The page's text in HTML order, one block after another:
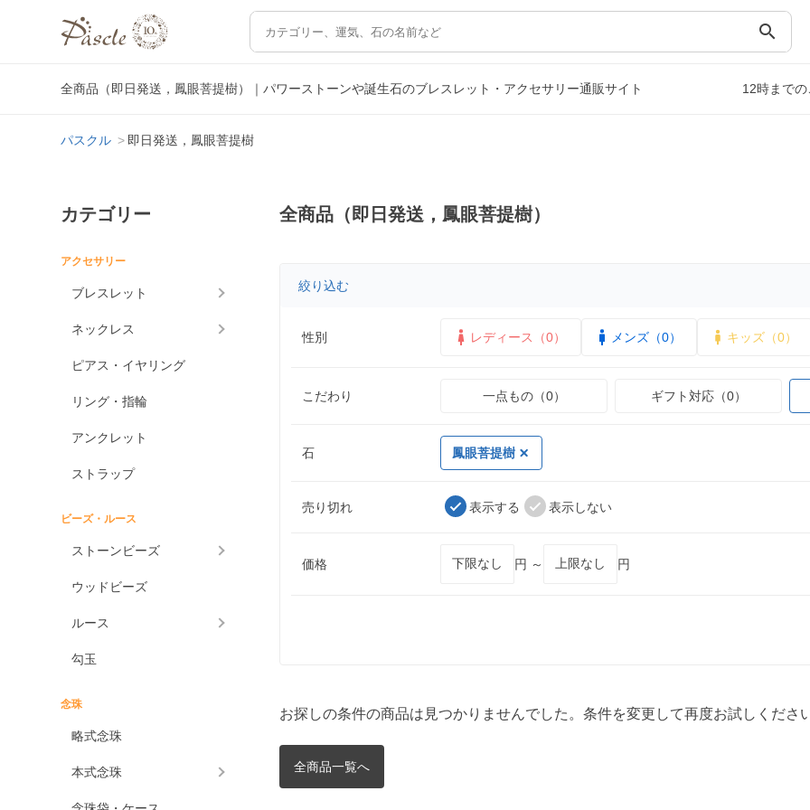
search
全商品（即日発送，鳳眼菩提樹）｜パワーストーンや誕生石のブレスレット・アクセサリー通販サイト 12時まで
パスクル 即日発送，鳳眼菩提樹
カテゴリー
アクセサリー
ブレスレット
ネックレス
ピアス・イヤリング
リング・指輪
アンクレット
ストラップ
ビーズ・ルース
ストーンビーズ
ウッドビーズ
ルース
勾玉
念珠
略式念珠
本式念珠
全商品（即日発送，鳳眼菩提樹）
絞り込む
性別 レディース（0） メンズ（0） キッズ（0）
こだわり 一点もの（0） ギフト対応（0）
石 鳳眼菩提樹
売り切れ 表示する 表示しない
価格 円 ～ 円
お探しの条件の商品は見つかりませんでした。条件を変更して再度お試しください
全商品一覧へ